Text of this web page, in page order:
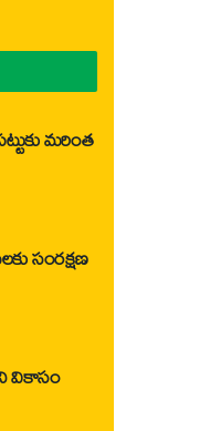
మరింత
సంరక్షణ
వికాసం